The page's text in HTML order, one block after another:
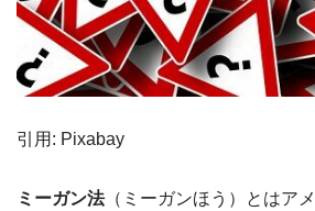
引用: Pixabay
ミーガン法（ミーガンほう）とはア